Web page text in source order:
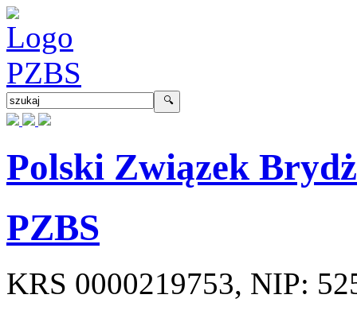
Polski Związek
PZBS
KRS 0000219753, NIP: